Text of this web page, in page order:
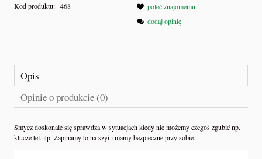
Kod produktu: 468
poleć znajomemu
dodaj opinię
Opis
Opinie o produkcie (0)
Smycz doskonale się sprawdza w sytuacjach kiedy nie możemy czegoś zgubić np.
klucze tel. itp. Zapinamy to na szyi i mamy bezpieczne przy sobie.